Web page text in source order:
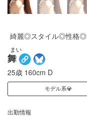
綺麗◎スタイル◎性格◎
まい
舞
25歳 160cm D
モデル系💎
出勤情報